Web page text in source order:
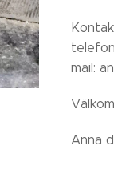
mail:
Anna